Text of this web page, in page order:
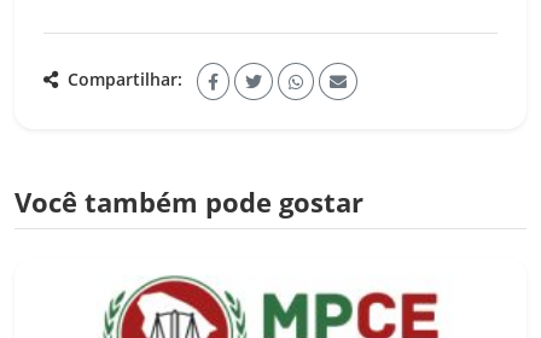
Compartilhar:
Você também pode gostar